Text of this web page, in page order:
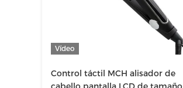
Vídeo
Control táctil MCH alisador de